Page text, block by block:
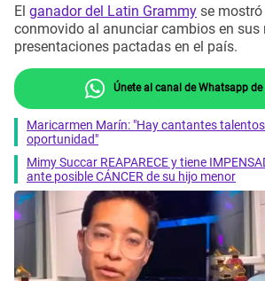
El ganador del Latin Grammy se
conmovido al anunciar cambios en sus
presentaciones pactadas en el país.
Únete al canal de Whatsapp de
Maricarmen Marín: "Hay cantantes
oportunidad"
Mimy Succar REAPARECE y tiene
ante posible CÁNCER de su hijo menor